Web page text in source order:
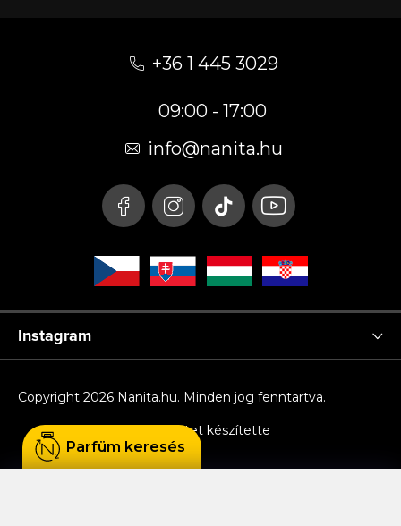
+36 1 445 3029
09:00 - 17:00
info@nanita.hu
Instagram
Shoptet készítette
Copyright 2026 Nanita.hu. Minden jog fenntartva.
Parfüm keresés